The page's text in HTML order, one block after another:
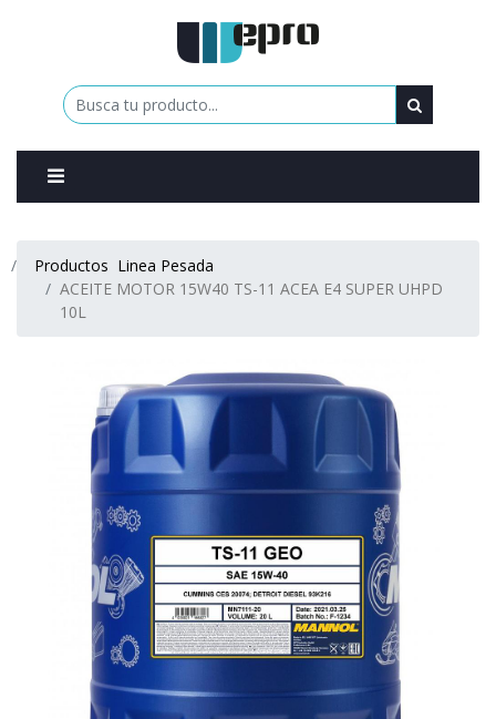
Productos Linea Pesada
ACEITE MOTOR 15W40 TS-11 ACEA E4 SUPER UHPD
10L